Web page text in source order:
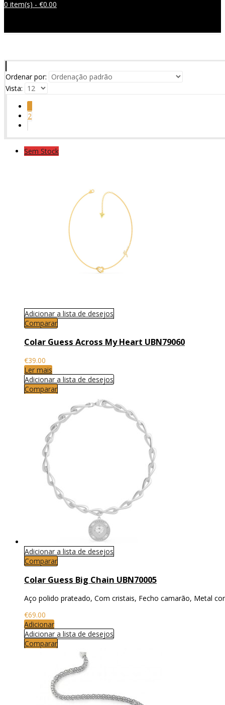
0 item(s) - €0.00
Ordenar por:
Vista:
2
Sem Stock
Adicionar a lista de desejos
Comparar
Colar Guess Across My Heart UBN79060
€39.00
Ler mais
Adicionar a lista de desejos
Comparar
Adicionar a lista de desejos
Comparar
Colar Guess Big Chain UBN70005
Aço polido prateado, Com cristais, Fecho camarão, Metal
€69.00
Adicionar
Adicionar a lista de desejos
Comparar